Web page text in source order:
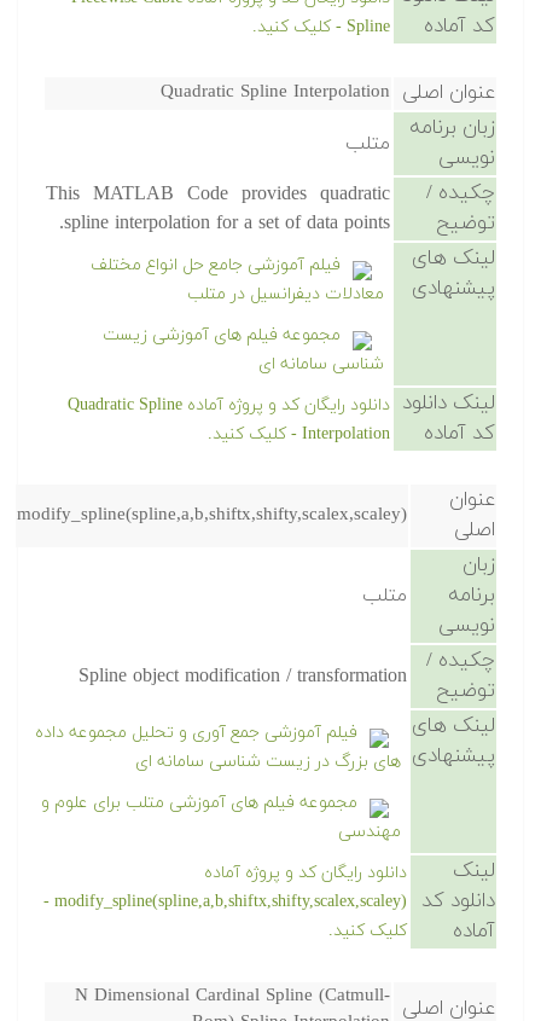
کد آماده
Spline - کلیک کنید.
عنوان اصلی Quadratic Spline Interpolation
زبان برنامه
نویسی
متلب
چکیده /
توضیح
This MATLAB Code provides quadratic
spline interpolation for a set of data points.
لینک های
پیشنهادی
فیلم آموزشی جامع حل انواع مختلف
معادلات دیفرانسیل در متلب
مجموعه فیلم های آموزشی زیست
شناسی سامانه ای
لینک دانلود
کد آماده
دانلود رایگان کد و پروژه آماده Quadratic Spline
Interpolation - کلیک کنید.
عنوان
اصلی
modify_spline(spline,a,b,shiftx,shifty,scalex,scaley)
زبان
برنامه
نویسی
متلب
چکیده /
توضیح
Spline object modification / transformation
لینک های
پیشنهادی
فیلم آموزشی جمع آوری و تحلیل مجموعه داده
های بزرگ در زیست شناسی سامانه ای
مجموعه فیلم های آموزشی متلب برای علوم و
مهندسی
لینک
دانلود کد
آماده
دانلود رایگان کد و پروژه آماده
modify_spline(spline,a,b,shiftx,shifty,scalex,scaley) -
کلیک کنید.
عنوان اصلی N Dimensional Cardinal Spline (Catmull-